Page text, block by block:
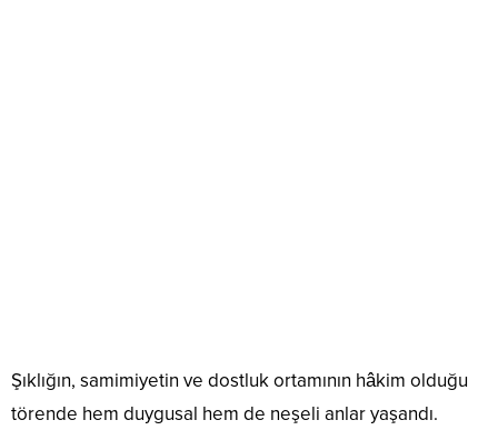
Şıklığın, samimiyetin ve dostluk ortamının hâkim olduğu
törende hem duygusal hem de neşeli anlar yaşandı.